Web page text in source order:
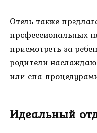
Отель также
профессиональных
присмотреть за
родители
или спа-
Идеальный